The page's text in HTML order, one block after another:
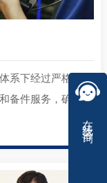
系下经过严格检
备件服务，确保客
在线咨询